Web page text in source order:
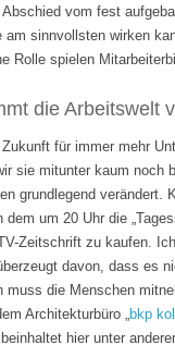
vom fest
am sinnvollsten wirken
Rolle spielen
die Arbeitswelt
für immer mehr
sie mitunter kaum
grundlegend
um 20 Uhr die
Zeitschrift zu kaufen.
davon, dass es
die Menschen
Architekturbüro „bkp
hier unter